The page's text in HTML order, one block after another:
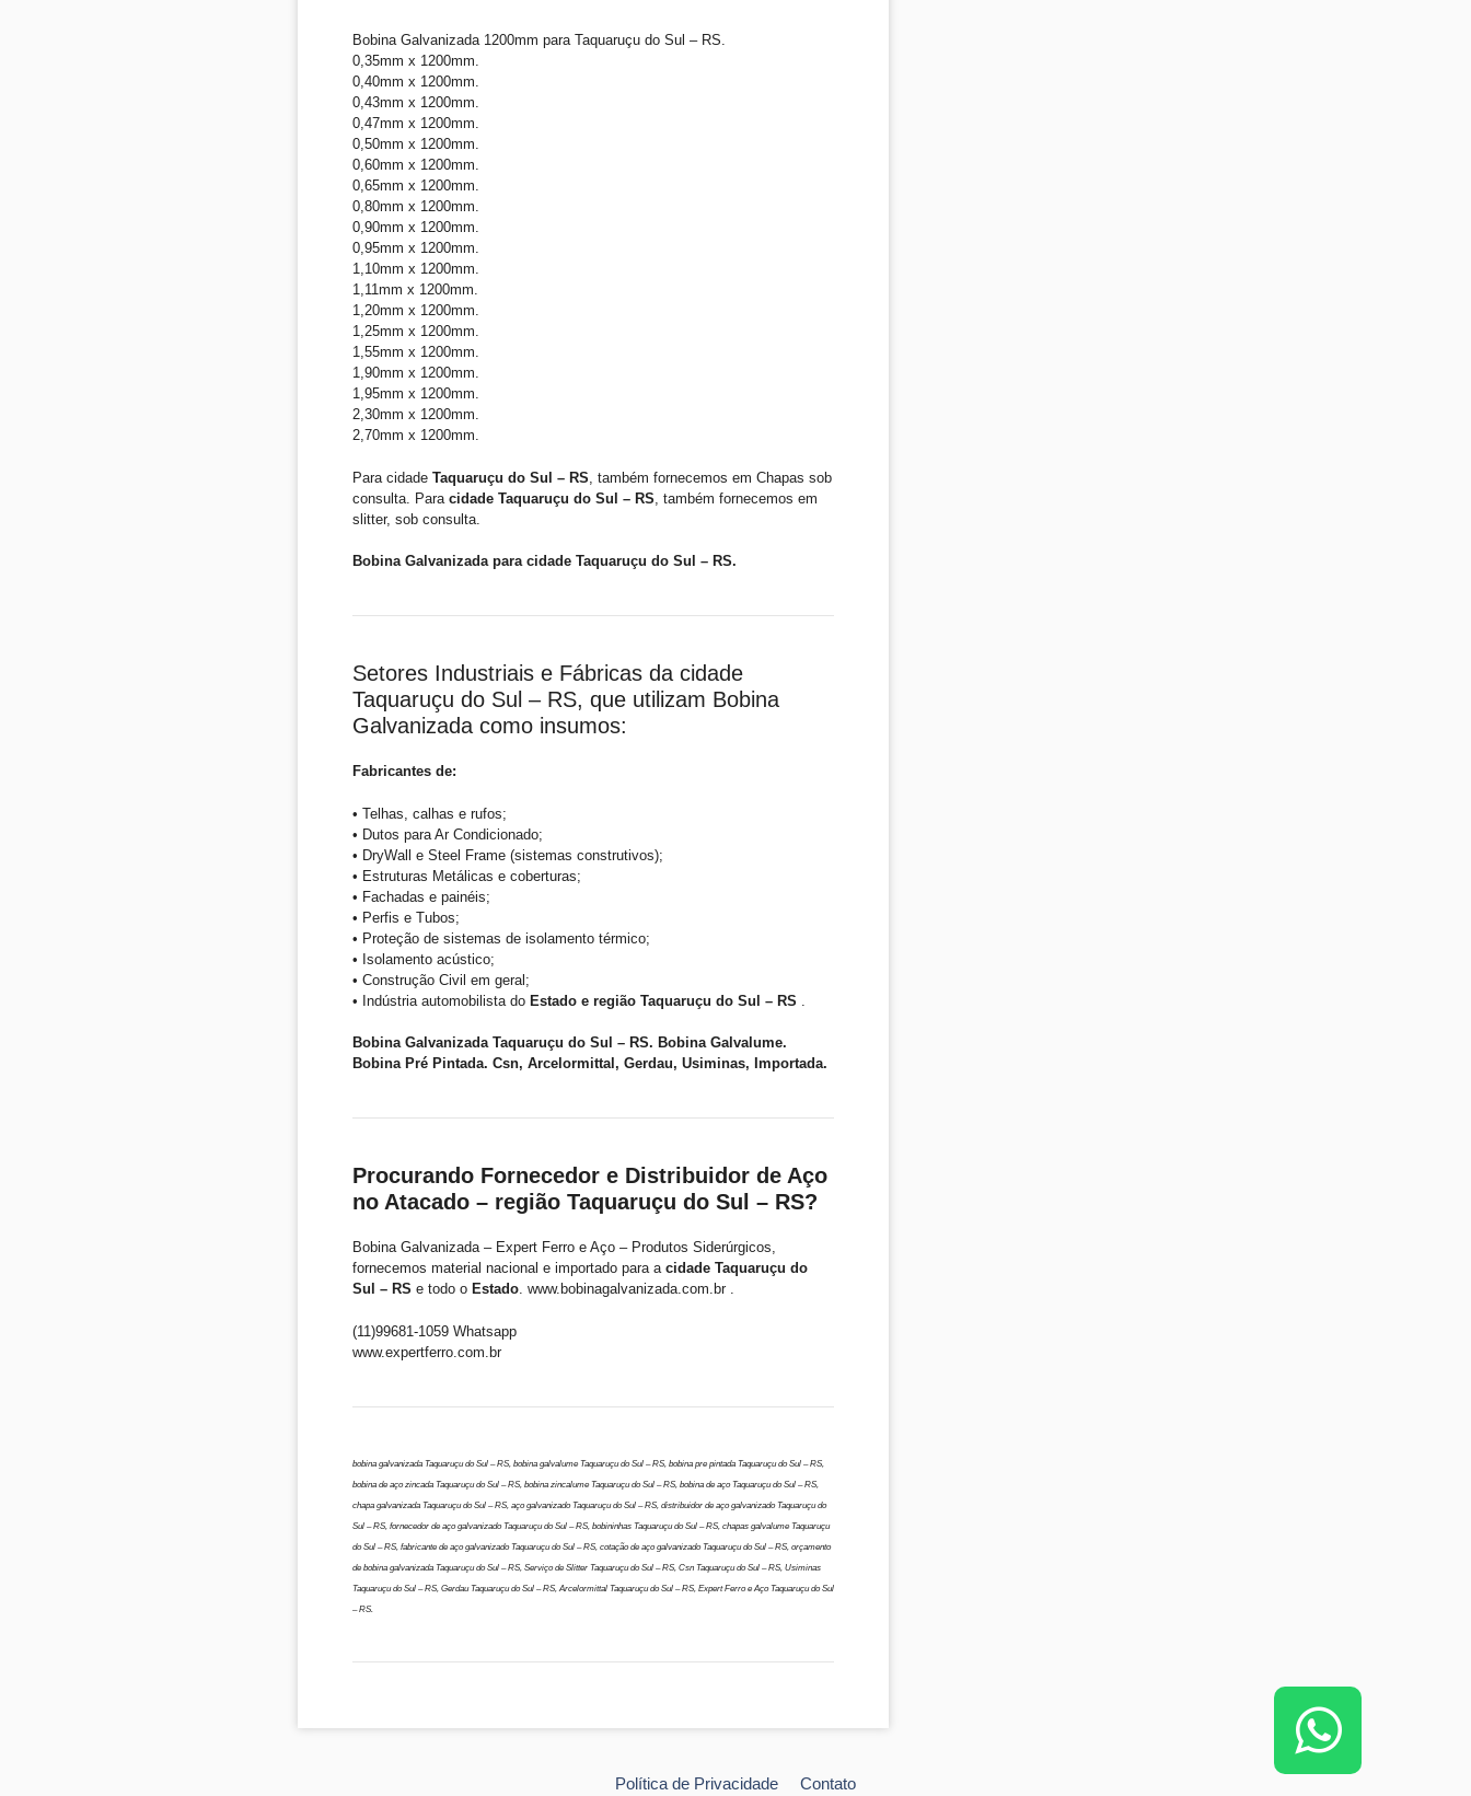
Bobina Galvanizada 1200mm para Taquaruçu do Sul – RS.
0,35mm x 1200mm.
0,40mm x 1200mm.
0,43mm x 1200mm.
0,47mm x 1200mm.
0,50mm x 1200mm.
0,60mm x 1200mm.
0,65mm x 1200mm.
0,80mm x 1200mm.
0,90mm x 1200mm.
0,95mm x 1200mm.
1,10mm x 1200mm.
1,11mm x 1200mm.
1,20mm x 1200mm.
1,25mm x 1200mm.
1,55mm x 1200mm.
1,90mm x 1200mm.
1,95mm x 1200mm.
2,30mm x 1200mm.
2,70mm x 1200mm.
Para cidade Taquaruçu do Sul – RS , também fornecemos em Chapas sob
consulta. Para cidade Taquaruçu do Sul – RS , também fornecemos em
slitter, sob consulta.
Bobina Galvanizada para cidade Taquaruçu do Sul – RS.
Setores Industriais e Fábricas da cidade
Taquaruçu do Sul – RS, que utilizam Bobina
Galvanizada como insumos:
Fabricantes de:
• Telhas, calhas e rufos;
• Dutos para Ar Condicionado;
• DryWall e Steel Frame (sistemas construtivos);
• Estruturas Metálicas e coberturas;
• Fachadas e painéis;
• Perfis e Tubos;
• Proteção de sistemas de isolamento térmico;
• Isolamento acústico;
• Construção Civil em geral;
• Indústria automobilista do Estado e região Taquaruçu do Sul – RS
Bobina Galvanizada Taquaruçu do Sul – RS. Bobina Galvalume.
Bobina Pré Pintada. Csn, Arcelormittal, Gerdau, Usiminas, Importada.
Procurando Fornecedor e Distribuidor de Aço
no Atacado – região Taquaruçu do Sul – RS?
Bobina Galvanizada – Expert Ferro e Aço – Produtos Siderúrgicos,
fornecemos material nacional e importado para a cidade Taquaruçu do
Sul – RS e todo o Estado. www.bobinagalvanizada.com.br .
(11)99681-1059 Whatsapp
www.expertferro.com.br
bobina galvanizada Taquaruçu do Sul – RS, bobina galvalume Taquaruçu do Sul – RS, bobina pre pintada Taquaruçu do Sul – RS,
bobina de aço zincada Taquaruçu do Sul – RS, bobina zincalume Taquaruçu do Sul – RS, bobina de aço Taquaruçu do Sul – RS,
chapa galvanizada Taquaruçu do Sul – RS, aço galvanizado Taquaruçu do Sul – RS, distribuidor de aço galvanizado Taquaruçu do
Sul – RS, fornecedor de aço galvanizado Taquaruçu do Sul – RS, bobininhas Taquaruçu do Sul – RS, chapas galvalume Taquaruçu
do Sul – RS, fabricante de aço galvanizado Taquaruçu do Sul – RS, cotação de aço galvanizado Taquaruçu do Sul – RS, orçamento
de bobina galvanizada Taquaruçu do Sul – RS, Serviço de Slitter Taquaruçu do Sul – RS, Csn Taquaruçu do Sul – RS, Usiminas
Taquaruçu do Sul – RS, Gerdau Taquaruçu do Sul – RS, Arcelormittal Taquaruçu do Sul – RS, Expert Ferro e Aço Taquaruçu do Sul
– RS.
Política de Privacidade Contato